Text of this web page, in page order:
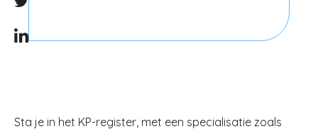
Sta je in het KP-register, met een specialisatie zoals